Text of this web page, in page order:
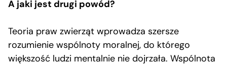
A jaki jest drugi powód?
Teoria praw zwierząt wprowadza szersze
rozumienie wspólnoty moralnej, do którego
większość ludzi mentalnie nie dojrzała. Wspólnota